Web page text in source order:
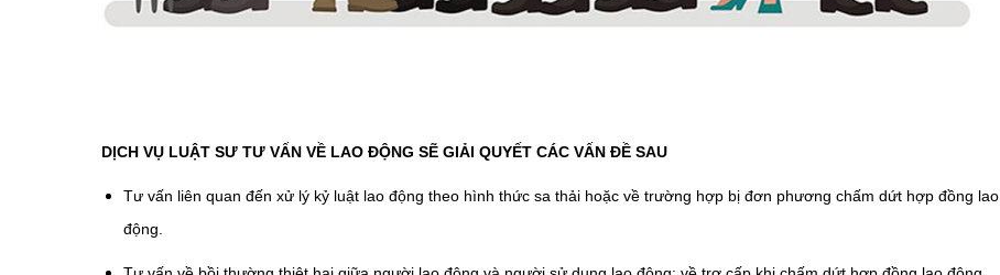
DỊCH VỤ LUẬT SƯ TƯ VẤN VỀ LAO ĐỘNG SẼ GIẢI QUYẾT CÁC VẤN ĐỀ SAU
Tư vấn liên quan đến xử lý kỷ luật lao động theo hình thức sa thải hoặc về trường hợp bị đơn phương chấm dứt hợp đồng lao
động.